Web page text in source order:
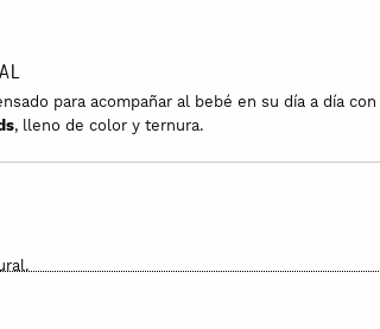
para acompañar al bebé en su día a día con
, lleno de color y ternura.